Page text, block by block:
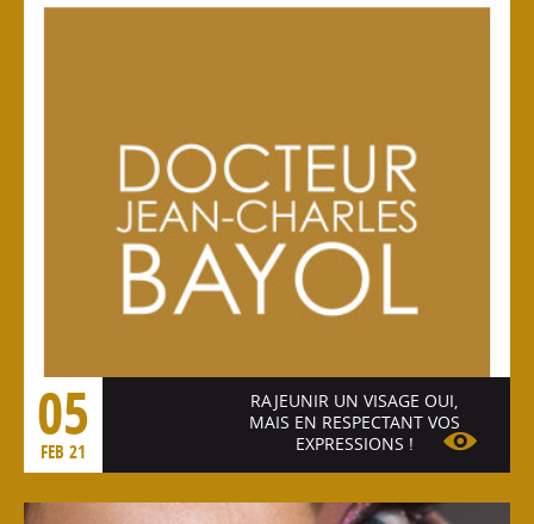
05
FEB 21
RAJEUNIR UN VISAGE OUI,
MAIS EN RESPECTANT VOS
EXPRESSIONS !
Voir l'article